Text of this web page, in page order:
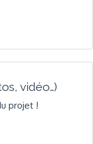
vidéo…)
projet !